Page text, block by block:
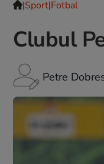
|Sport|Fotbal
Clubul
Petre